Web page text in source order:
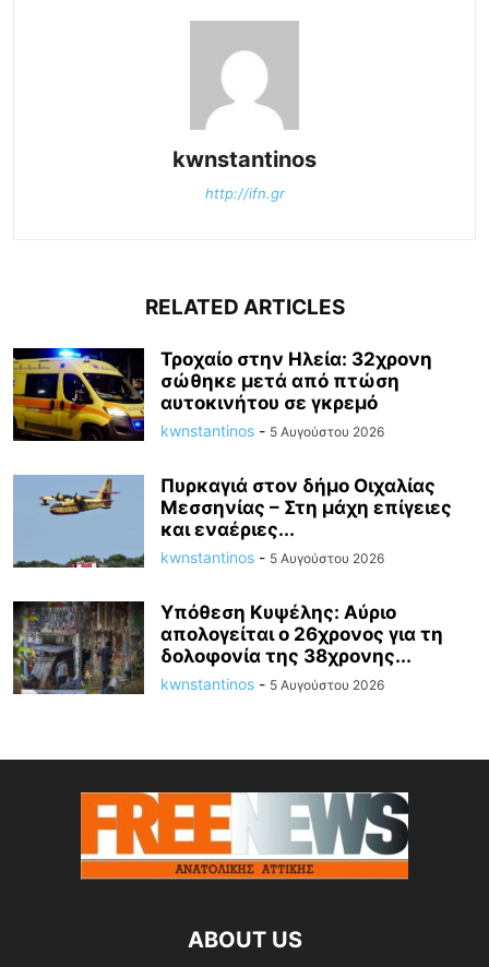
kwnstantinos
http://ifn.gr
RELATED ARTICLES
Τροχαίο στην Ηλεία: 32χρονη
σώθηκε μετά από πτώση
αυτοκινήτου σε γκρεμό
kwnstantinos - 5 Αυγούστου 2026
Πυρκαγιά στον δήμο Οιχαλίας
Μεσσηνίας – Στη μάχη επίγειες
και εναέριες...
kwnstantinos - 5 Αυγούστου 2026
Υπόθεση Κυψέλης: Αύριο
απολογείται ο 26χρονος για τη
δολοφονία της 38χρονης...
kwnstantinos - 5 Αυγούστου 2026
ABOUT US